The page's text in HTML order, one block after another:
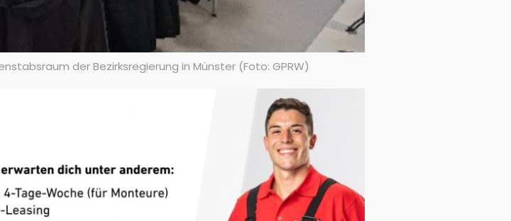
der Bezirksregierung in Münster (Foto: GPRW)